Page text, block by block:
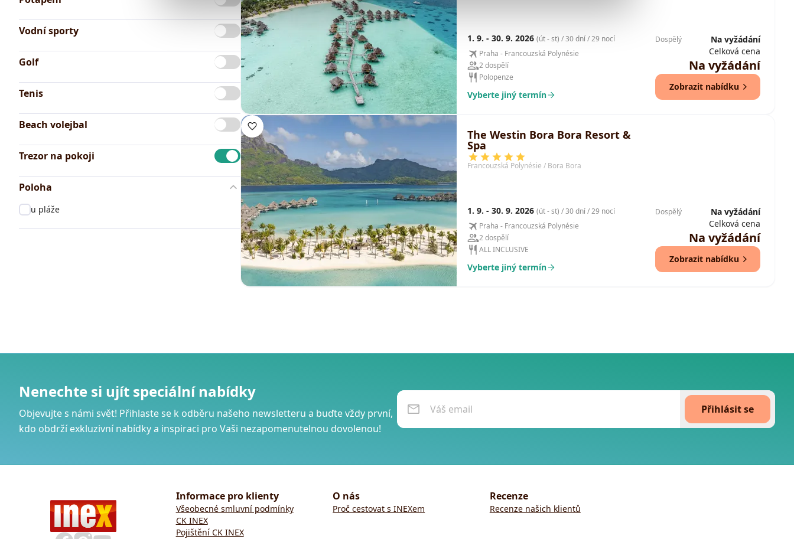
Vodní sporty
Golf
Tenis
Beach volejbal
Trezor na pokoji
Poloha
u pláže
1. 9. - 30. 9. 2026 (út - st) / 30 dní / 29 nocí
Praha - Francouzská Polynésie
2 dospělí
Polopenze
Vyberte jiný termín
Dospělý
Na vyžádání
Celková cena
Na vyžádání
Zobrazit nabídku
The Westin Bora Bora Resort &
Spa
Francouzská Polynésie / Bora Bora
1. 9. - 30. 9. 2026 (út - st) / 30 dní / 29 nocí
Praha - Francouzská Polynésie
2 dospělí
ALL INCLUSIVE
Vyberte jiný termín
Dospělý
Na vyžádání
Celková cena
Na vyžádání
Zobrazit nabídku
Nenechte si ujít speciální nabídky
Objevujte s námi svět! Přihlaste se k odběru našeho newsletteru a buďte vždy první,
kdo obdrží exkluzivní nabídky a inspiraci pro Vaši nezapomenutelnou dovolenou!
Přihlásit se
Informace pro klienty
Všeobecné smluvní podmínky
CK INEX
Pojištění CK INEX
O nás
Proč cestovat s INEXem
Recenze
Recenze našich klientů